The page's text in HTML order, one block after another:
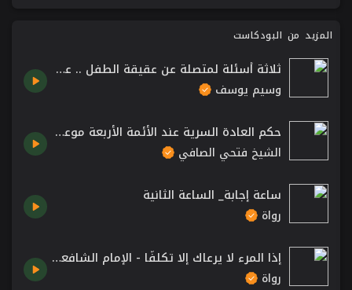
المزيد من البودكاست
ثلاثة أسئلة لمتصلة عن عقيقة الطفل .. عقوبة ذنوب ماقبل التوبة .. واحتلام الرجل! الشيخ وسيم يوسف
وسيم يوسف
حكم العادة السرية عند الأئمة الأربعة موعظة الشيخ فتحي صافي رحمه الله
الشيخ فتحي الصافي
ساعة إجابة_ الساعة الثانية
رواة
إذا المرء لا يرعاك إلا تكلفًا - الإمام الشافعي
رواة